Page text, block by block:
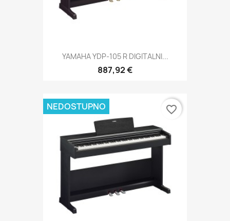
YAMAHA YDP-105 R DIGITALNI...
887,92 €
NEDOSTUPNO favorite_border